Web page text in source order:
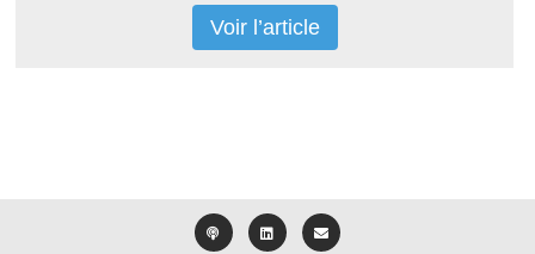
Voir l’article